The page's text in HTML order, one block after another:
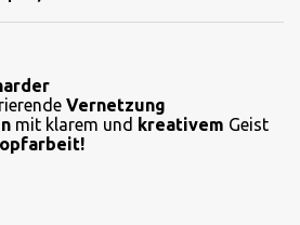
Vernetzung
mit klarem und kreativem Geist